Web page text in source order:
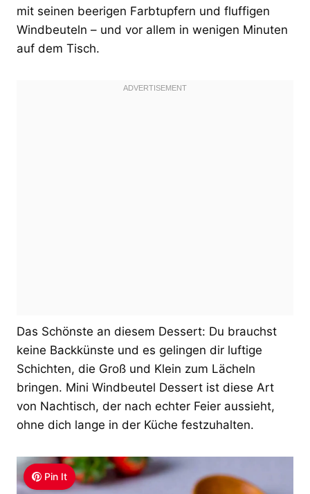
mit seinen beerigen Farbtupfern und fluffigen
Windbeuteln – und vor allem in wenigen Minuten
auf dem Tisch.
Das Schönste an diesem Dessert: Du brauchst
keine Backkünste und es gelingen dir luftige
Schichten, die Groß und Klein zum Lächeln
bringen. Mini Windbeutel Dessert ist diese Art
von Nachtisch, der nach echter Feier aussieht,
ohne dich lange in der Küche festzuhalten.
Pin It